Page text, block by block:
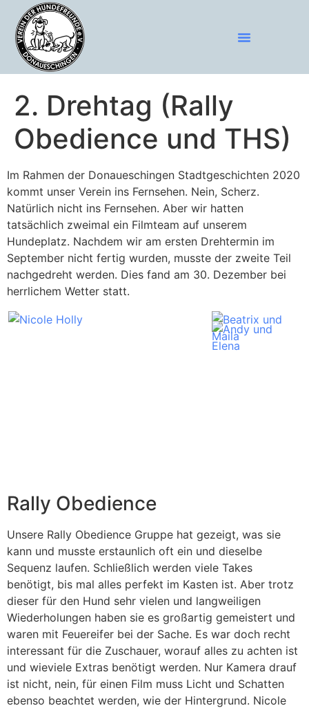
2. Drehtag (Rally
Obedience und THS)
Im Rahmen der Donaueschingen Stadtgeschichten 2020
kommt unser Verein ins Fernsehen. Nein, Scherz.
Natürlich nicht ins Fernsehen. Aber wir hatten
tatsächlich zweimal ein Filmteam auf unserem
Hundeplatz. Nachdem wir am ersten Drehtermin im
September nicht fertig wurden, musste der zweite Teil
nachgedreht werden. Dies fand am 30. Dezember bei
herrlichem Wetter statt.
Rally Obedience
Unsere Rally Obedience Gruppe hat gezeigt, was sie
kann und musste erstaunlich oft ein und dieselbe
Sequenz laufen. Schließlich werden viele Takes
benötigt, bis mal alles perfekt im Kasten ist. Aber trotz
dieser für den Hund sehr vielen und langweiligen
Wiederholungen haben sie es großartig gemeistert und
waren mit Feuereifer bei der Sache. Es war doch recht
interessant für die Zuschauer, worauf alles zu achten ist
und wieviele Extras benötigt werden. Nur Kamera drauf
ist nicht, nein, für einen Film muss Licht und Schatten
ebenso beachtet werden, wie der Hintergrund. Nicole